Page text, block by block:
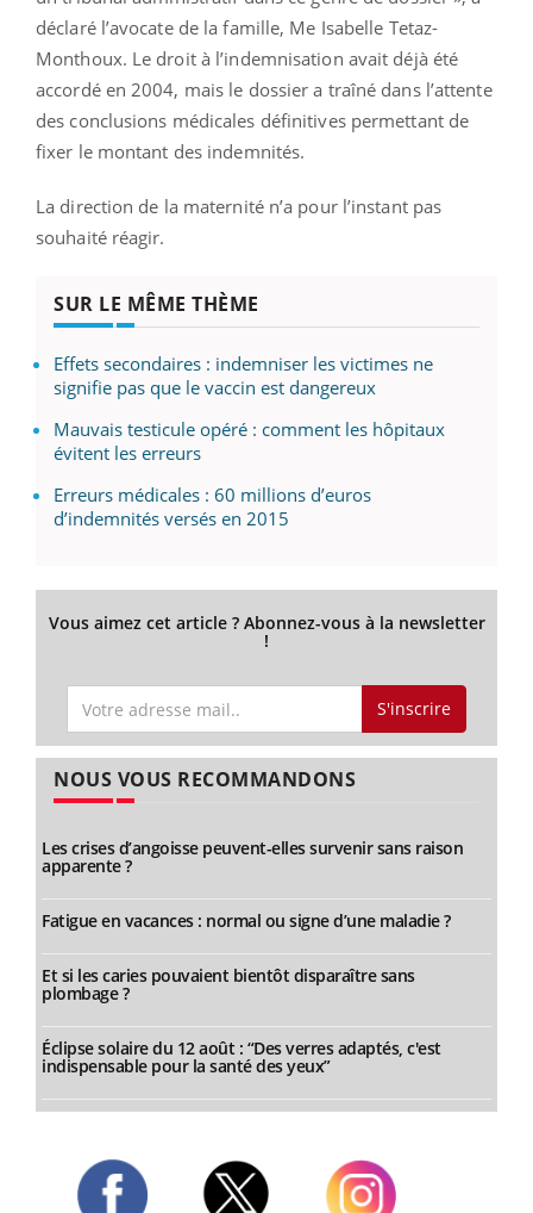
déclaré l’avocate de la famille, Me Isabelle Tetaz-
Monthoux. Le droit à l’indemnisation avait déjà été
accordé en 2004, mais le dossier a traîné dans l’attente
des conclusions médicales définitives permettant de
fixer le montant des indemnités.
La direction de la maternité n’a pour l’instant pas
souhaité réagir.
SUR LE MÊME THÈME
Effets secondaires : indemniser les victimes ne
signifie pas que le vaccin est dangereux
Mauvais testicule opéré : comment les hôpitaux
évitent les erreurs
Erreurs médicales : 60 millions d’euros
d’indemnités versés en 2015
Vous aimez cet article ? Abonnez-vous à la newsletter
!
S'inscrire
NOUS VOUS RECOMMANDONS
Les crises d’angoisse peuvent-elles survenir sans raison
apparente ?
Fatigue en vacances : normal ou signe d’une maladie ?
Et si les caries pouvaient bientôt disparaître sans
plombage ?
Éclipse solaire du 12 août : “Des verres adaptés, c'est
indispensable pour la santé des yeux”